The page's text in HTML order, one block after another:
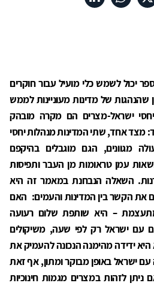
יכול לשמש כלי מועיל עבור חוקרים
שהנהגות של מדינות מעוניינות לממש
ישראל-מצרים הם מקרה מובהק
מצד אחד, שתי המדינות מנהלות יחסי
מגוונים, הגם מוגבלים בהיקפם
עמן טראומות מן העבר ותפיסות
השאלה הנבחנת במאמר זה היא
את הקשר בין המדינות והעמים: האם
– היא שותפת שלום רעועה
עם ישראל רק לפי שעה, משיקולים
היאידידהמהימנה הנכונהלהעמיקאת
עם ישראל באופן מבוקר ומתון, אףזאת
ניתן לזהות במצרים מגמות חינוכיות